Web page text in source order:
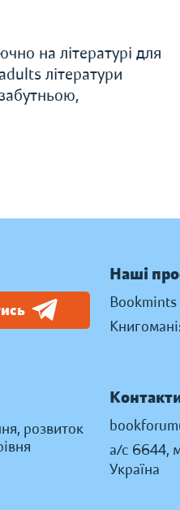
на літературі для
літератури
розвиток
Наші
Bookmints
а/с 6644,
Україна